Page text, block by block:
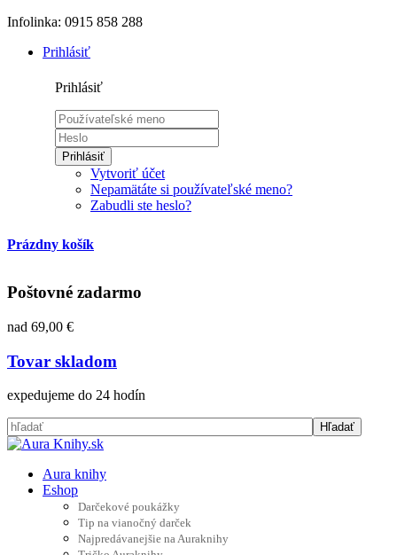
Infolinka: 0915 858 288
Prihlásiť
Prihlásiť
Prihlásiť
Vytvoriť účet
Nepamätáte si používateľské meno?
Zabudli ste heslo?
Prázdny košík
Poštovné zadarmo
nad 69,00 €
Tovar skladom
expedujeme do 24 hodín
Aura knihy
Eshop
Darčekové poukážky
Tip na vianočný darček
Najpredávanejšie na Auraknihy